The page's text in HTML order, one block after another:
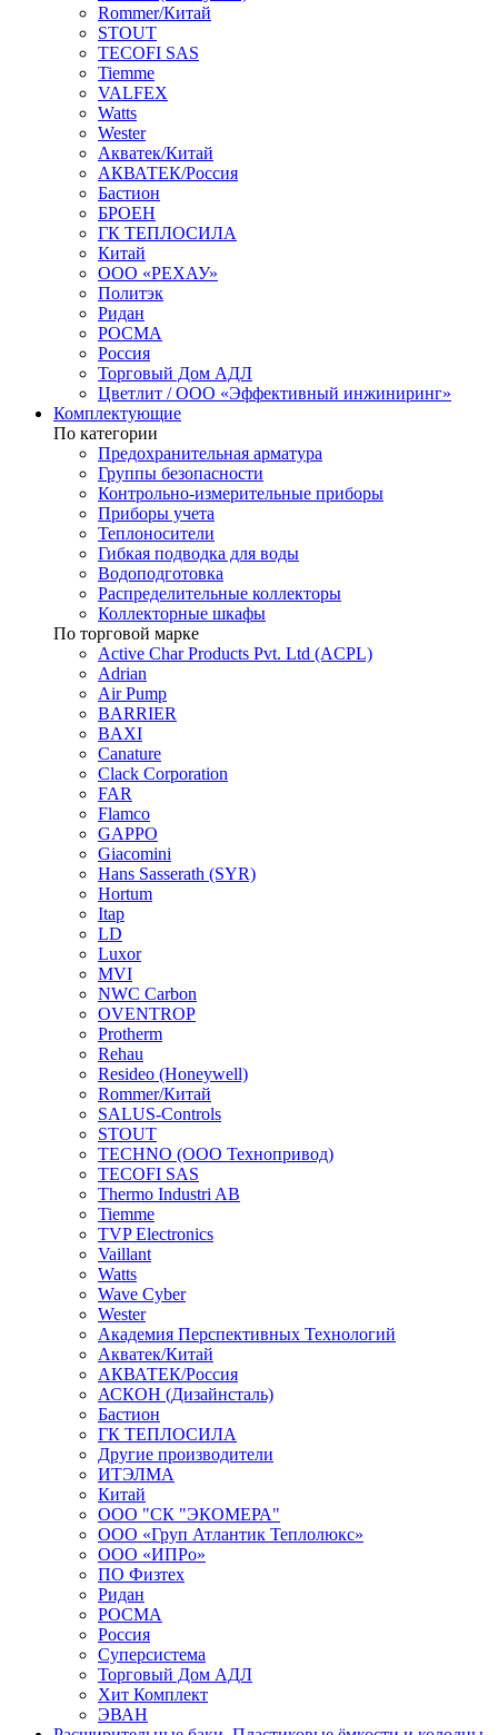
Rommer/Китай
STOUT
TECOFI SAS
Tiemme
VALFEX
Watts
Wester
Акватек/Китай
АКВАТЕК/Россия
Бастион
БРОЕН
ГК ТЕПЛОСИЛА
Китай
ООО «РЕХАУ»
Политэк
Ридан
РОСМА
Россия
Торговый Дом АДЛ
Цветлит / ООО «Эффективный инжиниринг»
Комплектующие
По категории
Предохранительная арматура
Группы безопасности
Контрольно-измерительные приборы
Приборы учета
Теплоносители
Гибкая подводка для воды
Водоподготовка
Распределительные коллекторы
Коллекторные шкафы
По торговой марке
Active Char Products Pvt. Ltd (ACPL)
Adrian
Air Pump
BARRIER
BAXI
Canature
Clack Corporation
FAR
Flamco
GAPPO
Giacomini
Hans Sasserath (SYR)
Hortum
Itap
LD
Luxor
MVI
NWC Carbon
OVENTROP
Protherm
Rehau
Resideo (Honeywell)
Rommer/Китай
SALUS-Controls
STOUT
TECHNO (ООО Технопривод)
TECOFI SAS
Thermo Industri AB
Tiemme
TVP Electronics
Vaillant
Watts
Wave Cyber
Wester
Академия Перспективных Технологий
Акватек/Китай
АКВАТЕК/Россия
АСКОН (Дизайнсталь)
Бастион
ГК ТЕПЛОСИЛА
Другие производители
ИТЭЛМА
Китай
ООО "СК "ЭКОМЕРА"
ООО «Груп Атлантик Теплолюкс»
ООО «ИПРо»
ПО Физтех
Ридан
РОСМА
Россия
Суперсистема
Торговый Дом АДЛ
Хит Комплект
ЭВАН